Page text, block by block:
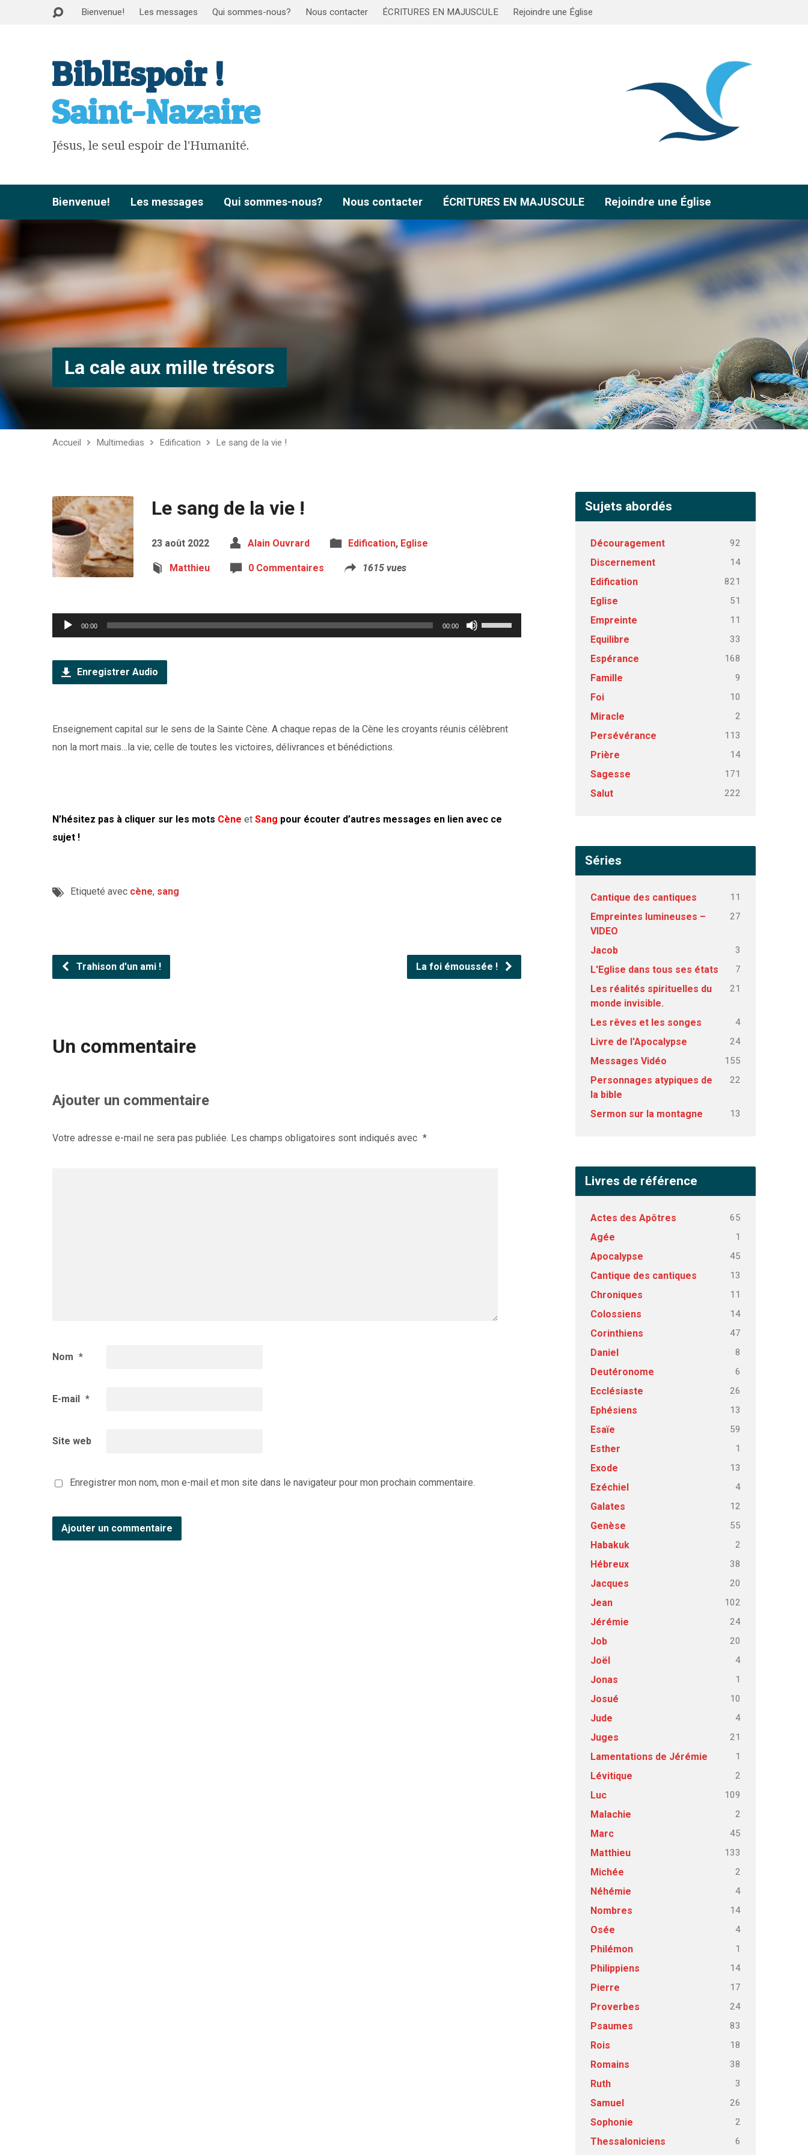
Bienvenue! Les messages Qui sommes-nous? Nous contacter ÉCRITURES EN MAJUSCULE Rejoindre une Église
BiblEspoir !
Saint-Nazaire
Jésus, le seul espoir de l'Humanité.
Bienvenue! Les messages Qui sommes-nous? Nous contacter ÉCRITURES EN MAJUSCULE Rejoindre une Église
La cale aux mille trésors
Accueil Multimedias Edification Le sang de la vie !
Le sang de la vie !
23 août 2022 Alain Ouvrard Edification, Eglise
Matthieu 0 Commentaires 1615 vues
Lecteur
audio
00:00 00:00
Utilisez
les
ou
Enregistrer Audio
Enseignement capital sur le sens de la Sainte Cène. A chaque repas de la Cène les croyants réunis célèbrent
non la mort mais…la vie; celle de toutes les victoires, délivrances et bénédictions.
N’hésitez pas à cliquer sur les mots Cène et Sang pour écouter d’autres messages en lien avec ce
sujet !
Etiqueté avec cène, sang
Trahison d'un ami ! La foi émoussée !
Un commentaire
Ajouter un commentaire
Votre adresse e-mail ne sera pas publiée. Les champs obligatoires sont indiqués avec *
Nom *
E-mail *
Site web
Enregistrer mon nom, mon e-mail et mon site dans le navigateur pour mon prochain commentaire.
Sujets abordés
Découragement 92
Discernement 14
Edification 821
Eglise 51
Empreinte 11
Equilibre 33
Espérance 168
Famille 9
Foi 10
Miracle 2
Persévérance 113
Prière 14
Sagesse 171
Salut 222
Séries
Cantique des cantiques 11
Empreintes lumineuses –
VIDEO
27
Jacob 3
L'Eglise dans tous ses états 7
Les réalités spirituelles du
monde invisible.
21
Les rêves et les songes 4
Livre de l'Apocalypse 24
Messages Vidéo 155
Personnages atypiques de
la bible
22
Sermon sur la montagne 13
Livres de référence
Actes des Apôtres 65
Agée 1
Apocalypse 45
Cantique des cantiques 13
Chroniques 11
Colossiens 14
Corinthiens 47
Daniel 8
Deutéronome 6
Ecclésiaste 26
Ephésiens 13
Esaïe 59
Esther 1
Exode 13
Ezéchiel 4
Galates 12
Genèse 55
Habakuk 2
Hébreux 38
Jacques 20
Jean 102
Jérémie 24
Job 20
Joël 4
Jonas 1
Josué 10
Jude 4
Juges 21
Lamentations de Jérémie 1
Lévitique 2
Luc 109
Malachie 2
Marc 45
Matthieu 133
Michée 2
Néhémie 4
Nombres 14
Osée 4
Philémon 1
Philippiens 14
Pierre 17
Proverbes 24
Psaumes 83
Rois 18
Romains 38
Ruth 3
Samuel 26
Sophonie 2
Thessaloniciens
6